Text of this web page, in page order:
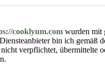
cooklyum.com wurden mit
bin ich gemäß
verpflichtet, übermittelte